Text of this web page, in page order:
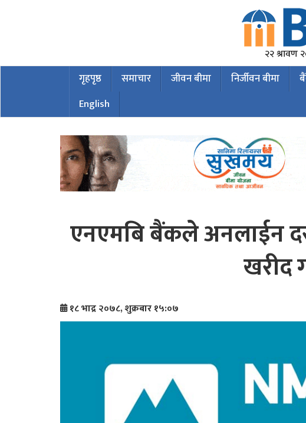
२२ श्रावण
गृहपृष्ठ समाचार जीवन बीमा निर्जीवन बीमा
English
एनएमबि बैंकले अनलाईन
खरीद
१८ भाद्र २०७८, शुक्रबार १५:०७